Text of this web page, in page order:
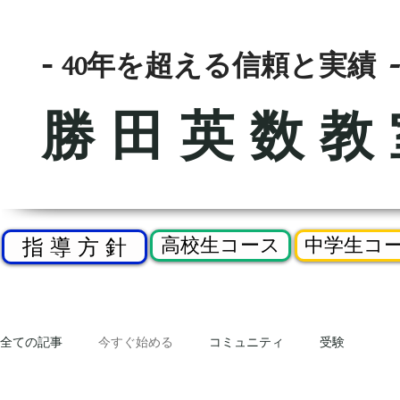
勝田英数
- 40年を超える信頼と実績-
指 導 方 針 高校生コース 中学生コ
全ての記事 今すぐ始める コミュニティ 受験